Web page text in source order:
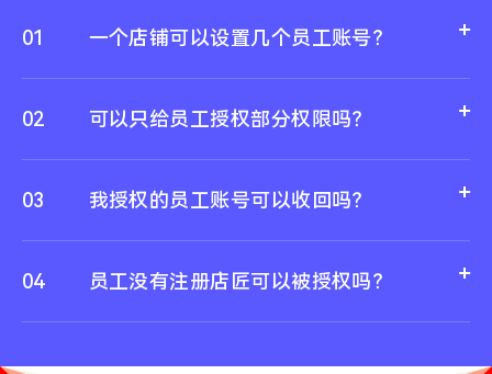
01 一个店铺可以设置几个员工账号？
02 可以只给员工授权部分权限吗？
03 我授权的员工账号可以收回吗？
04 员工没有注册店匠可以被授权吗？